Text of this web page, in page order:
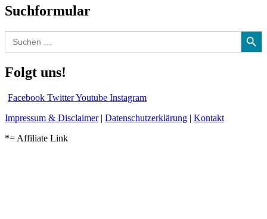
Suchformular
Search
for:
Search Button
Folgt uns!
Facebook TwitterYoutube Instagram
Impressum & Disclaimer| Datenschutzerklärung | Kontakt
*= Affiliate Link